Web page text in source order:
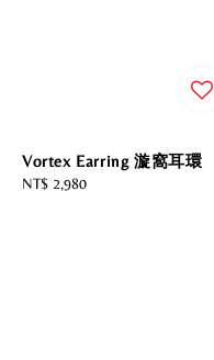
Vortex Earring 漩窩耳環
Regular
NT$ 2,980